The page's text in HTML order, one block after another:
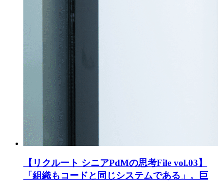
【リクルート シニアPdMの思考File vol.03】
「組織もコードと同じシステムである」。巨